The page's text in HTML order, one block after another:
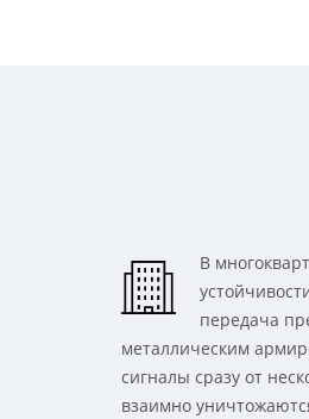
В
передача
металлическим
сигналы сразу от
взаимно